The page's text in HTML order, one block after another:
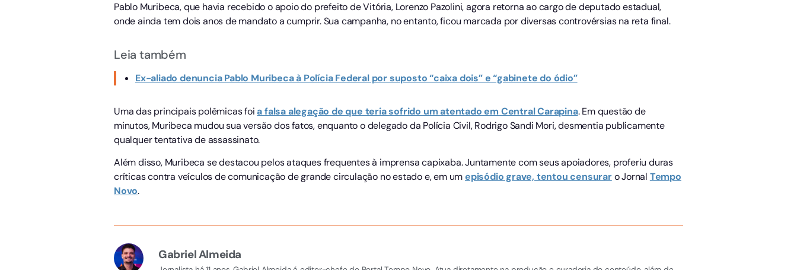
Pablo Muribeca, que havia recebido o apoio do prefeito de Vitória, Lorenzo Pazolini, agora retorna ao cargo de deputado estadual,
onde ainda tem dois anos de mandato a cumprir. Sua campanha, no entanto, ficou marcada por diversas controvérsias na reta final.
Leia também
Ex-aliado denuncia Pablo Muribeca à Polícia Federal por suposto “caixa dois” e “gabinete do ódio”
Uma das principais polêmicas foia falsa alegação de que teria sofrido um atentado em Central Carapina. Em questão de
minutos, Muribeca mudou sua versão dos fatos, enquanto o delegado da Polícia Civil, Rodrigo Sandi Mori, desmentia publicamente
qualquer tentativa de assassinato.
Além disso, Muribeca se destacou pelos ataques frequentes à imprensa capixaba. Juntamente com seus apoiadores, proferiu duras
críticas contra veículos de comunicação de grande circulação no estado e, em umepisódio grave, tentou censuraro Jornal Tempo
Novo.
Gabriel Almeida